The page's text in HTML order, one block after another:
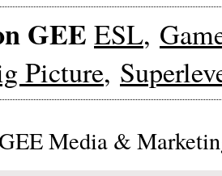
GEE ESL,
Picture,
Media &